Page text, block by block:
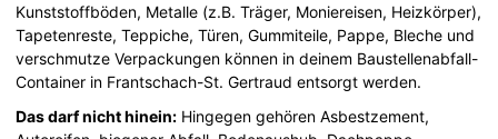
Kunststoffböden, Metalle (z.B. Träger, Moniereisen, Heizkörper),
Tapetenreste, Teppiche, Türen, Gummiteile, Pappe, Bleche und
verschmutze Verpackungen können in deinem Baustellenabfall-
Container in Frantschach-St. Gertraud entsorgt werden.
Das darf nicht hinein: Hingegen gehören Asbestzement,